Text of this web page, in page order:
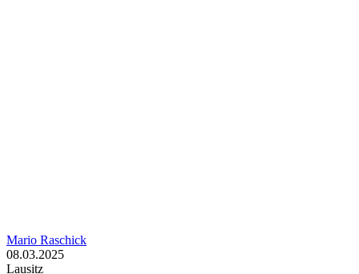
Mario Raschick
08.03.2025
Lausitz